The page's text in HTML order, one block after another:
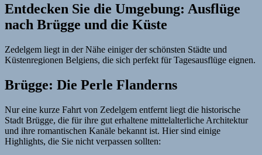
Entdecken Sie die Umgebung: Ausflüge
nach Brügge und die Küste
Zedelgem liegt in der Nähe einiger der schönsten Städte und
Küstenregionen Belgiens, die sich perfekt für Tagesausflüge eignen.
Brügge: Die Perle Flanderns
Nur eine kurze Fahrt von Zedelgem entfernt liegt die historische
Stadt Brügge, die für ihre gut erhaltene mittelalterliche Architektur
und ihre romantischen Kanäle bekannt ist. Hier sind einige
Highlights, die Sie nicht verpassen sollten: